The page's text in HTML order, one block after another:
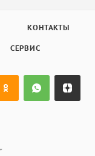
КОНТАКТЫ
СЕРВИС